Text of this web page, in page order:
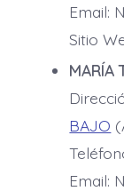
Email:
Sitio
MARÍA
BAJO
Email: